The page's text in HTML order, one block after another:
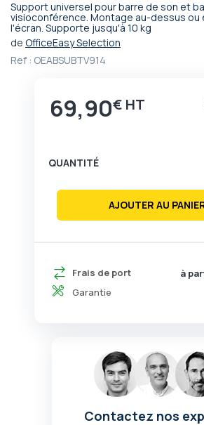
Support universel pour barre de son et
visioconférence. Montage au-dessus ou
l'écran. Supporte jusqu'à 10 kg
de OfficeEasy Selection
Ref : OEABSUBTV914
69,90€
Frais de port
à
Garantie
QUANTITÉ
AJOUTER AU
Passer
au
début
de
Contactez nos